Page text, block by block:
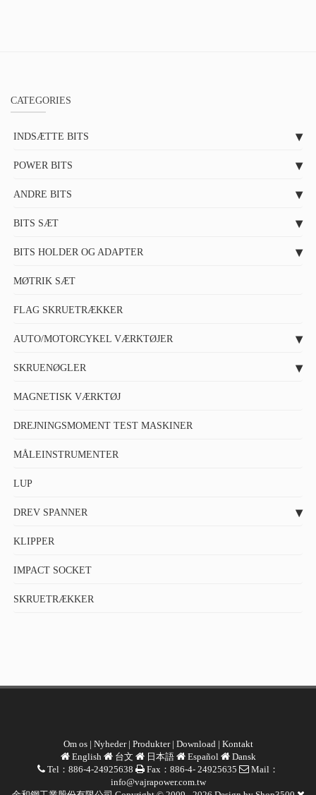
CATEGORIES
INDSÆTTE BITS
POWER BITS
ANDRE BITS
BITS SÆT
BITS HOLDER OG ADAPTER
MØTRIK SÆT
FLAG SKRUETRÆKKER
AUTO/MOTORCYKEL VÆRKTØJER
SKRUENØGLER
MAGNETISK VÆRKTØJ
DREJNINGSMOMENT TEST MASKINER
MÅLEINSTRUMENTER
LUP
DREV SPANNER
KLIPPER
IMPACT SOCKET
SKRUETRÆKKER
Om os| Nyheder| Produkter| Download| Kontakt
English
台文 日本語 Español
Dansk
Tel：886-4-24925638
Fax：886-4- 24925635
Mail：
info@vajrapower.com.tw